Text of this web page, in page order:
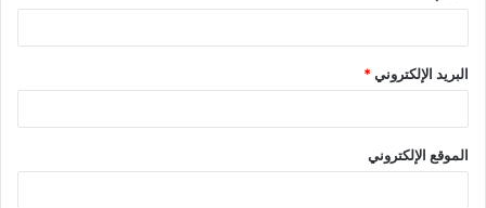
البريد الإلكتروني*
الموقع الإلكتروني